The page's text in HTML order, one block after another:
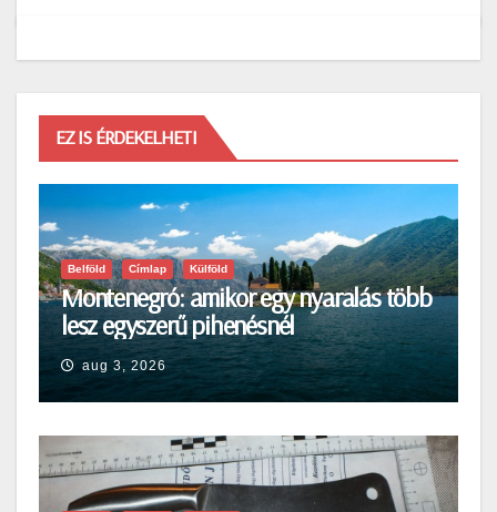
EZ IS ÉRDEKELHETI
Belföld Címlap Külföld
Montenegró: amikor egy nyaralás több
lesz egyszerű pihenésnél
aug 3, 2026